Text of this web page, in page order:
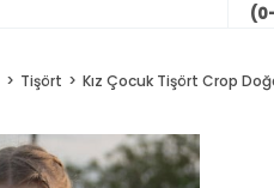
Tişört Kız Çocuk Tişört Crop